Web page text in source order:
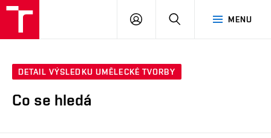
MENU
PŘIHLÁSIT
DETAIL VÝSLEDKU UMĚLECKÉ TVORBY
Co se hledá